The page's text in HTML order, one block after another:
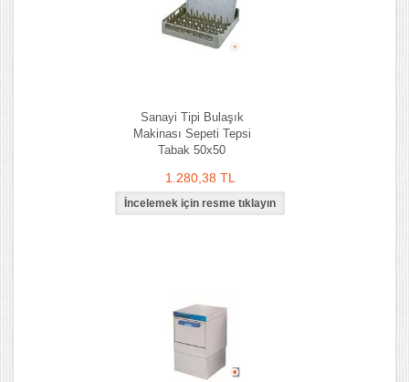
Sanayi Tipi Bulaşık
Makinası Sepeti Tepsi
Tabak 50x50
1.280,38 TL